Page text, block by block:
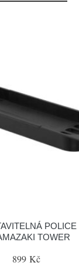
POLICE
TOWER
899 Kč